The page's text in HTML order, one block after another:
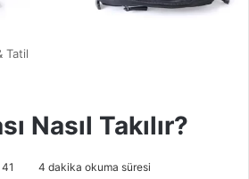
Tatil
Nasıl Takılır?
41 4 dakika okuma süresi